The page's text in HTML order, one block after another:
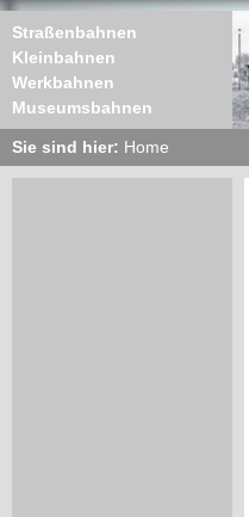
Straßenbahnen
Kleinbahnen
Werkbahnen
Museumsbahnen
Sie sind hier: Home